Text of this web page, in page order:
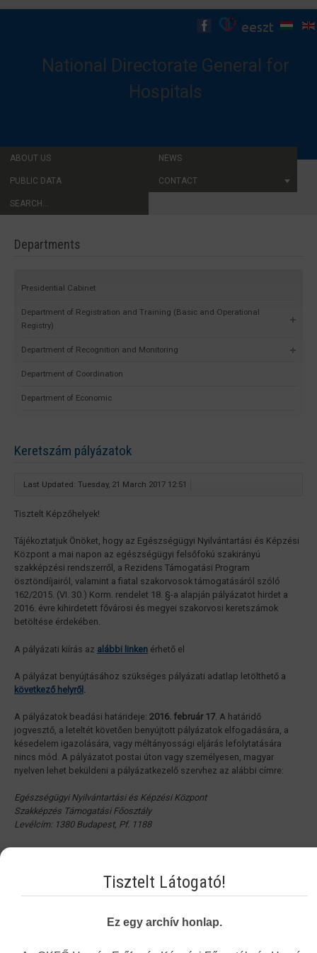
ABOUT US NEWS
PUBLIC DATA CONTACT
SEARCH...
National Directorate General for
Hospitals
Departments
Presidential Cabinet
Department of Registration and Training (Basic and Operational
Registry)
Department of Recognition and Monitoring
Department of Coordination
Department of Economic
Keretszám pályázatok
Last Updated: Tuesday, 21 March 2017 12:51
Tisztelt Képzőhelyek!
Tájékoztatjuk Önöket, hogy az Egészségügyi Nyilvántartási és Képzési
Központ a mai napon az egészségügyi felsőfokú szakirányú
szakképzési rendszerről, a Rezidens Támogatási Program
ösztöndíjairól, valamint a fiatal szakorvosok támogatásáról szóló
162/2015. (VI. 30.) Korm. rendelet 18. §-a alapján pályázatot hirdet a
2016. évre kihirdetett fővárosi és megyei szakorvosi keretszámok
betöltése érdekében.
A pályázati kiírás az alábbi linken érhető el
A pályázat benyújtásához szükséges pályázati adatlap letölthető a
következő helyről
A pályázatok beadási határideje: 2016. február 17. A határidő
jogvesztő, a leteltét követően benyújtott pályázatok elfogadására, a
késedelem igazolására, vagy méltányossági eljárás lefolytatására
nincs mód. A pályázatot postai úton vagy személyesen, magyar
nyelven lehet beküldeni a pályázatkezelő szervhez az alábbi címre:
Egészségügyi Nyilvántartási és Képzési Központ
Szakképzés Támogatási Főosztály
Levélcím: 1380 Budapest, Pf. 1188
Személyesen benyújtható hétfőtől csütörtökig 8.00-16.30-ig, pénteken
Budapest, Zrínyi u. 3., II. emelet 201-es iroda.
Tisztelt Látogató!
Ez egy archív honlap.